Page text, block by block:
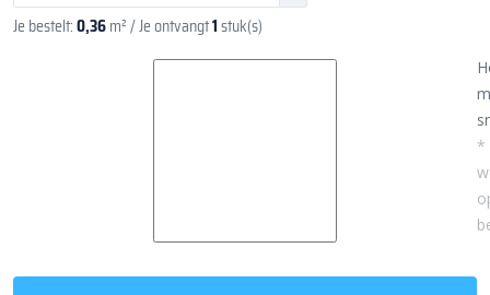
Je bestelt:0,36m²/ Je ontvangt1stuk(s)
*